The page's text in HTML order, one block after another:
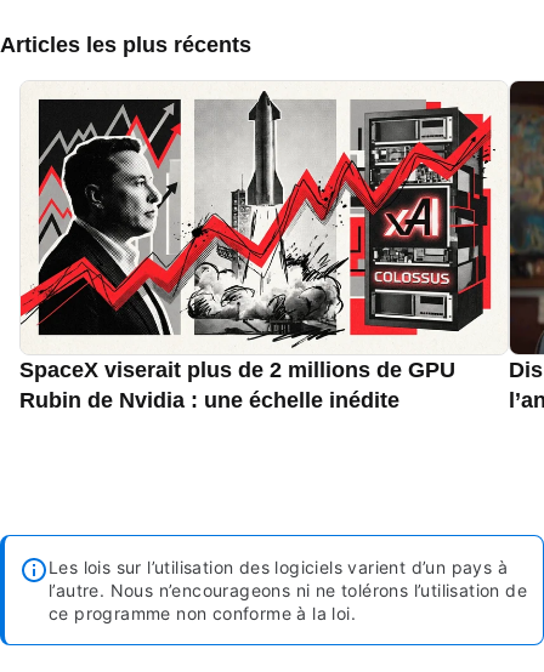
Articles les plus récents
SpaceX viserait plus de 2 millions de GPU
Rubin de Nvidia : une échelle inédite
Les lois sur l’utilisation des logiciels varient d’un pays à
l’autre. Nous n’encourageons ni ne tolérons l’utilisation de
ce programme non conforme à la loi.